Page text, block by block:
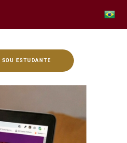
SOU ESTUDANTE